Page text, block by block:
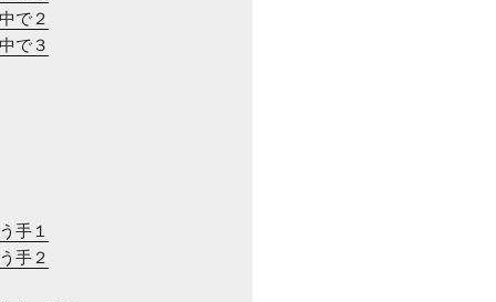
で２
で３
手１
手２